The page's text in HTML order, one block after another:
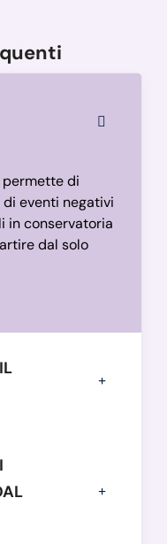
permette di
eventi negativi
in conservatoria
dal solo